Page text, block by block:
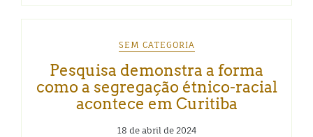
SEM CATEGORIA
Pesquisa demonstra a forma
como a segregação étnico-racial
acontece em Curitiba
18 de abril de 2024